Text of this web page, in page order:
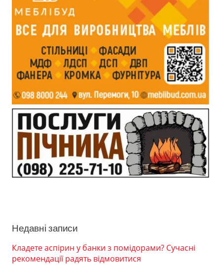
Недавні записи
Кладете аспірин у банки з помідорами? Сучасні
рекомендації радять відмовитися